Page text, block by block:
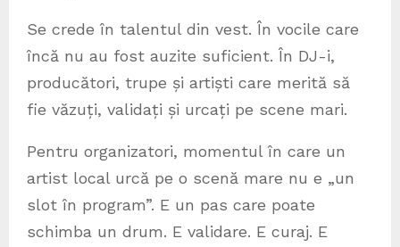
Se crede în talentul din vest. În vocile care
încă nu au fost auzite suficient. În DJ-i,
producători, trupe și artiști care merită să
fie văzuți, validați și urcați pe scene mari.
Pentru organizatori, momentul în care un
artist local urcă pe o scenă mare nu e „un
slot în program”. E un pas care poate
schimba un drum. E validare. E curaj. E